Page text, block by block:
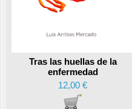
Tras las huellas de la
enfermedad
12,00 €